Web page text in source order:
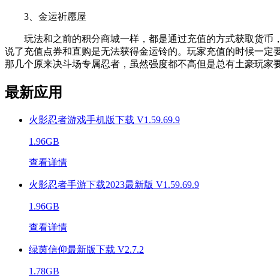
3、金运祈愿屋
玩法和之前的积分商城一样，都是通过充值的方式获取货币
说了充值点券和直购是无法获得金运铃的。玩家充值的时候一
那几个原来决斗场专属忍者，虽然强度都不高但是总有土豪玩家
最新应用
火影忍者游戏手机版下载 V1.59.69.9
1.96GB
查看详情
火影忍者手游下载2023最新版 V1.59.69.9
1.96GB
查看详情
绿茵信仰最新版下载 V2.7.2
1.78GB